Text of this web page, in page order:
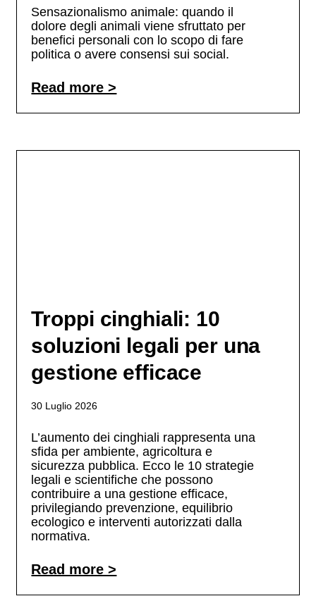
Sensazionalismo animale: quando il
dolore degli animali viene sfruttato per
benefici personali con lo scopo di fare
politica o avere consensi sui social.
Read more >
Troppi cinghiali: 10
soluzioni legali per una
gestione efficace
30 Luglio 2026
L’aumento dei cinghiali rappresenta una
sfida per ambiente, agricoltura e
sicurezza pubblica. Ecco le 10 strategie
legali e scientifiche che possono
contribuire a una gestione efficace,
privilegiando prevenzione, equilibrio
ecologico e interventi autorizzati dalla
normativa.
Read more >